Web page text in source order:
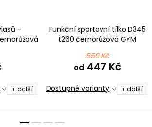
-
+ další
Funkční sportovní tílko D345
t260 černorůžová GYM
559 Kč
od447 Kč
Dostupné varianty + další